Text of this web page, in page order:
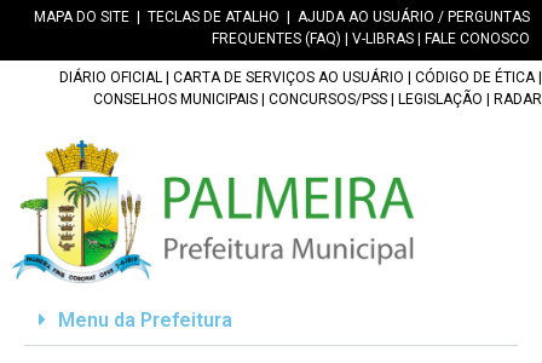
MAPA DO SITE TECLAS DE ATALHO
AJUDA AO USUÁRIO / PERGUNTAS
FREQUENTES (FAQ)
V-LIBRAS FALE CONOSCO
DIÁRIO OFICIAL CARTA DE SERVIÇOS AO USUÁRIO CÓDIGO DE ÉTICA|
CONSELHOS MUNICIPAIS
CONCURSOS/PSS LEGISLAÇÃO RADAR
Menu da Prefeitura